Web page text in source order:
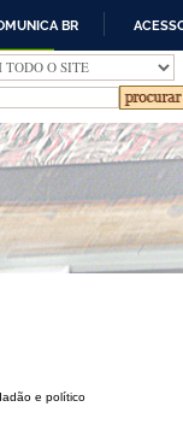
IR
PARA
O
CONTEÚDO
BR
e político